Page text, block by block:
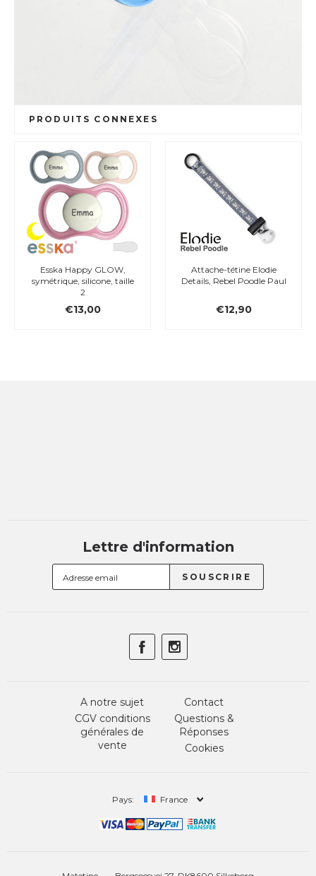
PRODUITS CONNEXES
Esska Happy GLOW,
symétrique, silicone, taille
2
€13,00
Attache-tétine Elodie
Details, Rebel Poodle Paul
€12,90
Lettre d'information
A notre sujet
CGV conditions
générales de
vente
Contact
Questions &
Réponses
Cookies
Pays: France